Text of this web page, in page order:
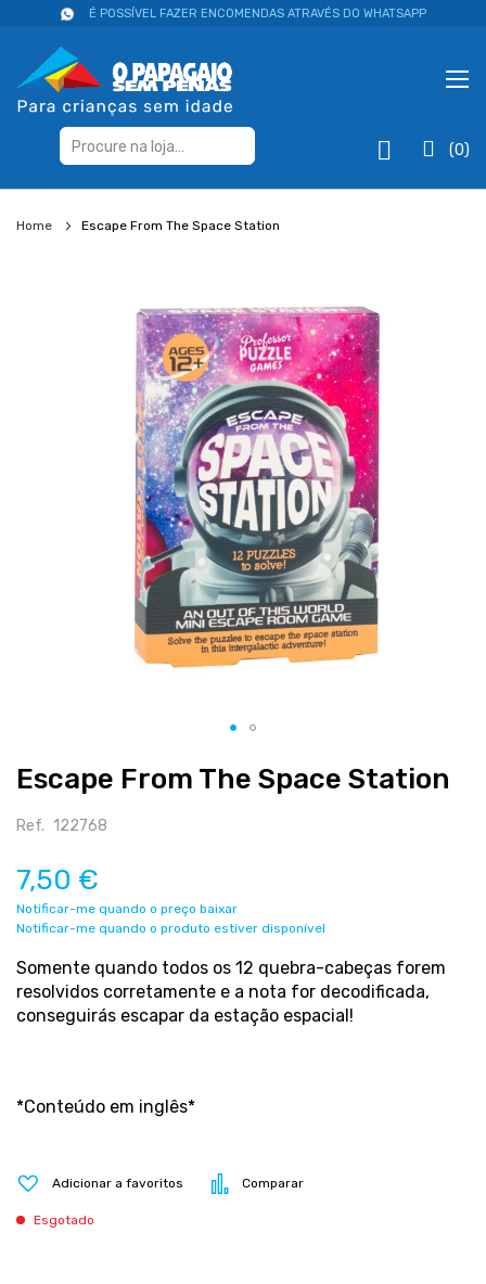
É POSSÍVEL FAZER ENCOMENDAS ATRAVÉS DO WHATSAPP
(0)
Home Escape From The Space Station
Escape From The Space Station
Ref. 122768
7,50 €
Notificar-me quando o preço baixar
Notificar-me quando o produto estiver disponível
Somente quando todos os 12 quebra-cabeças forem
resolvidos corretamente e a nota for decodificada,
conseguirás escapar da estação espacial!
*Conteúdo em inglês*
Adicionar a favoritos Comparar
Esgotado
para
início
galeria
de
imagens